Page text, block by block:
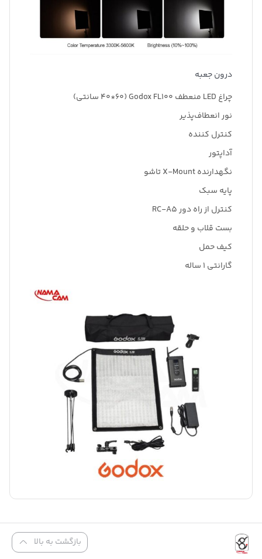
درون جعبه
چراغ LED منعطف Godox FL100 (40*60 سانتی)
نور انعطاف‌پذیر
کنترل کننده
آداپتور
نگهدارنده X-Mount تاشو
پایه سبک
کنترل از راه دور RC-A5
بست قلاب و حلقه
کیف حمل
گارانتی 1 ساله
بازگشت به بالا